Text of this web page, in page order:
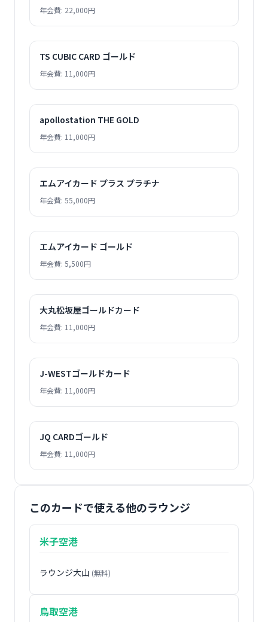
年会費: 22,000円
TS CUBIC CARD ゴールド
年会費: 11,000円
apollostation THE GOLD
年会費: 11,000円
エムアイカード プラス プラチナ
年会費: 55,000円
エムアイカード ゴールド
年会費: 5,500円
大丸松坂屋ゴールドカード
年会費: 11,000円
J-WESTゴールドカード
年会費: 11,000円
JQ CARDゴールド
年会費: 11,000円
このカードで使える他のラウンジ
米子空港
ラウンジ大山 (無料)
鳥取空港